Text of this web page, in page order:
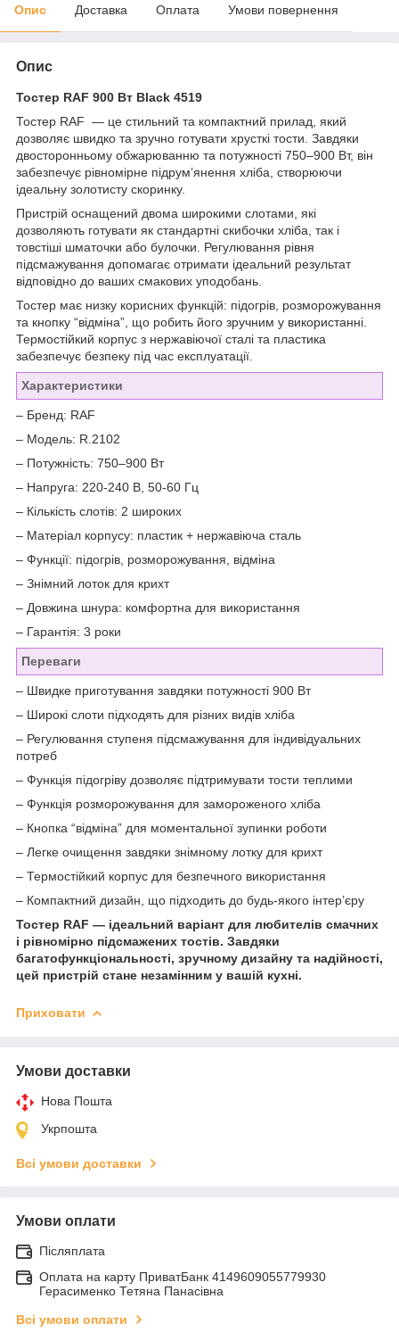
Опис Доставка Оплата Умови повернення
Опис
Тостер RAF 900 Вт Black 4519
Тостер RAF — це стильний та компактний прилад, який
дозволяє швидко та зручно готувати хрусткі тости. Завдяки
двосторонньому обжарюванню та потужності 750–900 Вт, він
забезпечує рівномірне підрум’янення хліба, створюючи
ідеальну золотисту скоринку.
Пристрій оснащений двома широкими слотами, які
дозволяють готувати як стандартні скибочки хліба, так і
товстіші шматочки або булочки. Регулювання рівня
підсмажування допомагає отримати ідеальний результат
відповідно до ваших смакових уподобань.
Тостер має низку корисних функцій: підогрів, розморожування
та кнопку “відміна”, що робить його зручним у використанні.
Термостійкий корпус з нержавіючої сталі та пластика
забезпечує безпеку під час експлуатації.
Характеристики
– Бренд: RAF
– Модель: R.2102
– Потужність: 750–900 Вт
– Напруга: 220-240 В, 50-60 Гц
– Кількість слотів: 2 широких
– Матеріал корпусу: пластик + нержавіюча сталь
– Функції: підогрів, розморожування, відміна
– Знімний лоток для крихт
– Довжина шнура: комфортна для використання
– Гарантія: 3 роки
Переваги
– Швидке приготування завдяки потужності 900 Вт
– Широкі слоти підходять для різних видів хліба
– Регулювання ступеня підсмажування для індивідуальних
потреб
– Функція підогріву дозволяє підтримувати тости теплими
– Функція розморожування для замороженого хліба
– Кнопка “відміна” для моментальної зупинки роботи
– Легке очищення завдяки знімному лотку для крихт
– Термостійкий корпус для безпечного використання
– Компактний дизайн, що підходить до будь-якого інтер’єру
Тостер RAF — ідеальний варіант для любителів смачних
і рівномірно підсмажених тостів. Завдяки
багатофункціональності, зручному дизайну та надійності,
цей пристрій стане незамінним у вашій кухні.
Приховати
Умови доставки
Нова Пошта
Укрпошта
Всі умови доставки
Умови оплати
Післяплата
Оплата на карту ПриватБанк 4149609055779930
Герасименко Тетяна Панасівна
Всі умови оплати